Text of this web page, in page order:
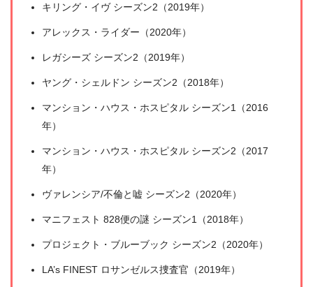
キリング・イヴ シーズン2（2019年）
アレックス・ライダー（2020年）
レガシーズ シーズン2（2019年）
ヤング・シェルドン シーズン2（2018年）
マンション・ハウス・ホスピタル シーズン1（2016
年）
マンション・ハウス・ホスピタル シーズン2（2017
年）
ヴァレンシア/不倫と嘘 シーズン2（2020年）
マニフェスト 828便の謎 シーズン1（2018年）
プロジェクト・ブルーブック シーズン2（2020年）
LA’s FINEST ロサンゼルス捜査官（2019年）